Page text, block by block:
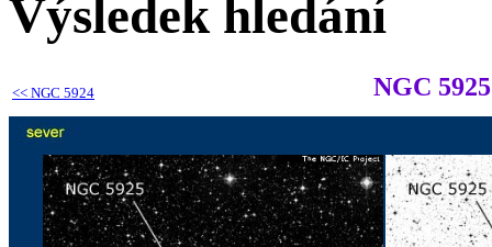
Výsledek hledání
<< NGC 5924 NGC 5925